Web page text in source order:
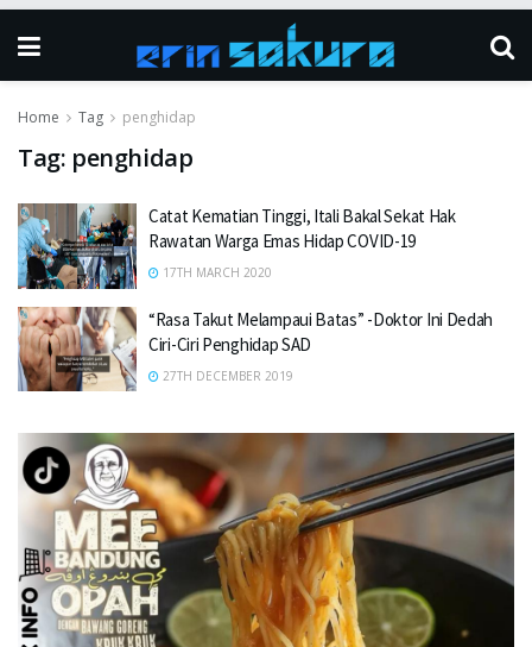
Home Tag penghidap
Tag: penghidap
Catat Kematian Tinggi, Itali Bakal Sekat Hak
Rawatan Warga Emas Hidap COVID-19
17TH MARCH 2020
“Rasa Takut Melampaui Batas” -Doktor Ini Dedah
Ciri-Ciri Penghidap SAD
27TH DECEMBER 2019